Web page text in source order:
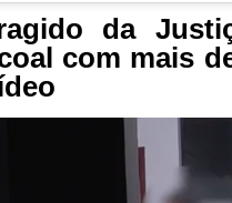
da
com mais